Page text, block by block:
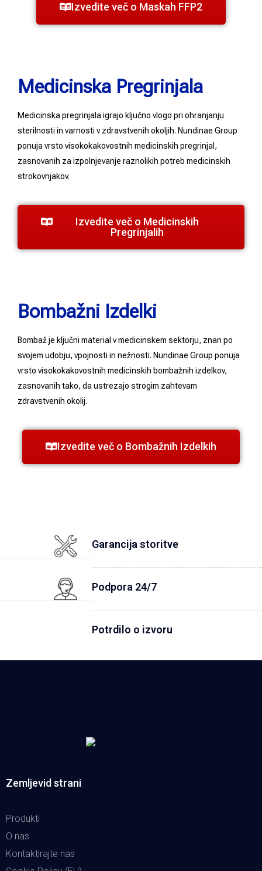
Izvedite več o Maskah FFP2
Medicinska Pregrinjala
Medicinska pregrinjala igrajo ključno vlogo pri ohranjanju
sterilnosti in varnosti v zdravstvenih okoljih. Nundinae Group
ponuja vrsto visokokakovostnih medicinskih pregrinjal,
zasnovanih za izpolnjevanje raznolikih potreb medicinskih
strokovnjakov.
Izvedite več o Medicinskih
Pregrinjalih
Bombažni Izdelki
Bombaž je ključni material v medicinskem sektorju, znan po
svojem udobju, vpojnosti in nežnosti. Nundinae Group ponuja
vrsto visokokakovostnih medicinskih bombažnih izdelkov,
zasnovanih tako, da ustrezajo strogim zahtevam
zdravstvenih okolij.
Izvedite več o Bombažnih Izdelkih
Garancija storitve
Podpora 24/7
Potrdilo o izvoru
Zemljevid strani
Produkti
O nas
Kontaktirajte nas